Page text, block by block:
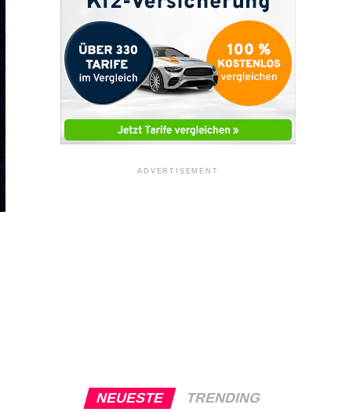
ADVERTISEMENT
NEUESTE
TRENDING